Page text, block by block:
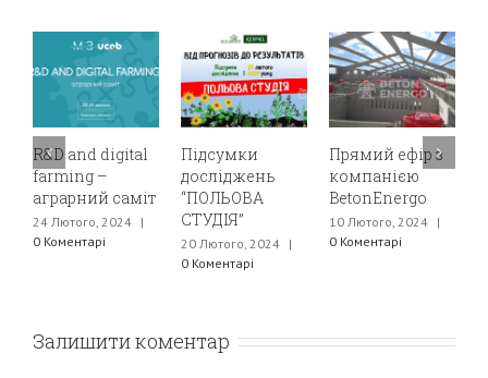
R&D and digital
farming –
аграрний саміт
24 Лютого, 2024 |
0 Коментарі
Підсумки
досліджень
“ПОЛЬОВА
СТУДІЯ”
20 Лютого, 2024 |
0 Коментарі
Прямий ефір з
компанією
BetonEnergo
10 Лютого, 2024 |
0 Коментарі
Залишити коментар